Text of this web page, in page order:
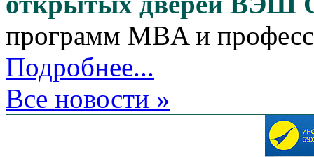
программ MBA и
Подробнее...
Все новости »